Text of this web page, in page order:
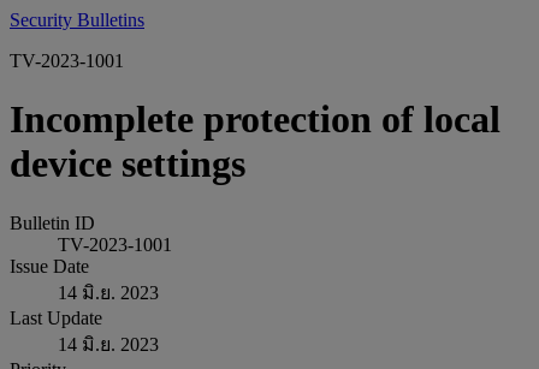
Security Bulletins
TV-2023-1001
Incomplete protection of local
device settings
Bulletin ID
TV-2023-1001
Issue Date
14 มิ.ย. 2023
Last Update
14 มิ.ย. 2023